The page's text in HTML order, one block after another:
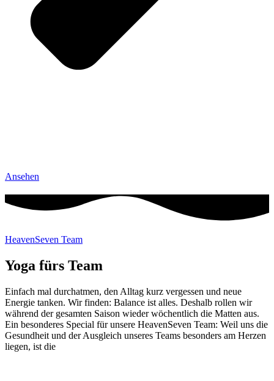
Ansehen
HeavenSeven Team
Yoga fürs Team
Einfach mal durchatmen, den Alltag kurz vergessen und neue
Energie tanken. Wir finden: Balance ist alles. Deshalb rollen wir
während der gesamten Saison wieder wöchentlich die Matten aus.
Ein besonderes Special für unsere HeavenSeven Team: Weil uns die
Gesundheit und der Ausgleich unseres Teams besonders am Herzen
liegen, ist die